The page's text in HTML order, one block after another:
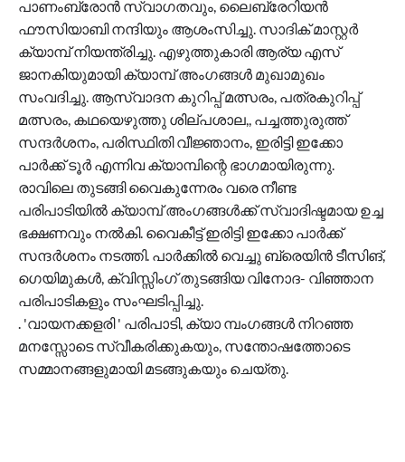
പാണംബ്രോൻ സ്വാഗതവും, ലൈബ്രേറിയൻ
ഫൗസിയാബി നന്ദിയും ആശംസിച്ചു. സാദിക് മാസ്റ്റർ
ക്യാമ്പ് നിയന്ത്രിച്ചു. എഴുത്തുകാരി ആര്യ എസ്
ജാനകിയുമായി ക്യാമ്പ് അംഗങ്ങൾ മുഖാമുഖം
സംവദിച്ചു. ആസ്വാദന കുറിപ്പ് മത്സരം, പത്രകുറിപ്പ്
മത്സരം, കഥയെഴുത്തു ശില്പശാല,, പച്ചത്തുരുത്ത്
സന്ദർശനം, പരിസ്ഥിതി വീജ്ഞാനം, ഇരിട്ടി ഇക്കോ
പാർക്ക് ടൂർ എന്നിവ ക്യാമ്പിന്റെ ഭാഗമായിരുന്നു.
രാവിലെ തുടങ്ങി വൈകുന്നേരം വരെ നീണ്ട
പരിപാടിയിൽ ക്യാമ്പ് അംഗങ്ങൾക്ക് സ്വാദിഷ്ടമായ ഉച്ച
ഭക്ഷണവും നൽകി. വൈകീട്ട് ഇരിട്ടി ഇക്കോ പാർക്ക്
സന്ദർശനം നടത്തി. പാർക്കിൽ വെച്ചു ബ്രെയിൻ ടീസിങ്,
ഗെയിമുകൾ, ക്വിസ്സിംഗ് തുടങ്ങിയ വിനോദ- വിഞ്ഞാന
പരിപാടികളും സംഘടിപ്പിച്ചു.
. 'വായനക്കളരി ' പരിപാടി, ക്യാ മ്പംഗങ്ങൾ നിറഞ്ഞ
മനസ്സോടെ സ്വീകരിക്കുകയും, സന്തോഷത്തോടെ
സമ്മാനങ്ങളുമായി മടങ്ങുകയും ചെയ്തു.